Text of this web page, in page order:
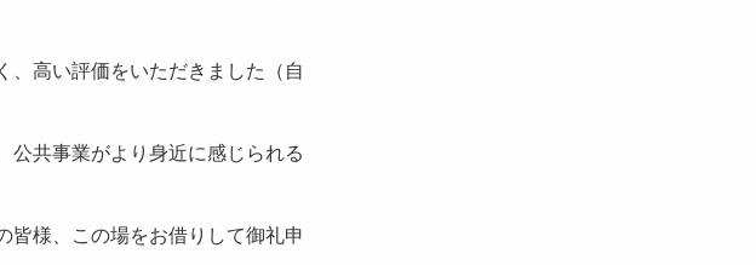
高い評価をいただきました（自
共事業がより身近に感じられる
様、この場をお借りして御礼申